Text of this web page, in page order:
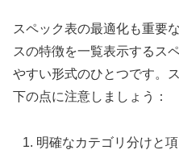
スペック表の最適化も重要
スの特徴を一覧表示するス
やすい形式のひとつです。
下の点に注意しましょう：
明確なカテゴリ分けと